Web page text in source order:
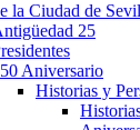
la Ciudad de
25
Aniversario
Historias y